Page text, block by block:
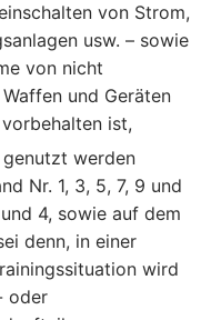
von Strom,
usw. – sowie
von nicht
und Geräten
ist,
werden
Nr. 1, 3, 5, 7, 9 und
4, sowie auf dem
denn, in einer
wird
oder